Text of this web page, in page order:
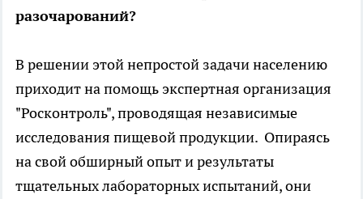
разочарований?
В решении этой непростой задачи населению
приходит на помощь экспертная организация
"Росконтроль", проводящая независимые
исследования пищевой продукции. Опираясь
на свой обширный опыт и результаты
тщательных лабораторных испытаний, они